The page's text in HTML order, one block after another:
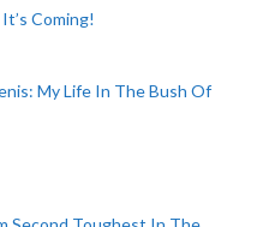
Coming!
My Life In The Bush Of